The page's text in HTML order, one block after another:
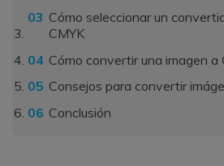
Cómo seleccionar un
CMYK
Cómo convertir una imagen a
Consejos para convertir
Conclusión